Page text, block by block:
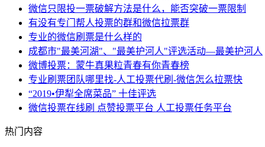
微信只限投一票破解方法是什么，能否突破一票限制
有没有专门帮人投票的群和微信拉票群
专业的微信刷票是什么样的
成都市"最美河湖"、"最美护河人"评选活动—最美护河人
微博投票：蒙牛真果粒青春有你青春榜
专业刷票团队哪里找-人工投票代刷-微信怎么拉票快
“2019•伊犁全席菜品” 十佳评选
微信投票在线刷 点赞投票平台 人工投票任务平台
热门内容